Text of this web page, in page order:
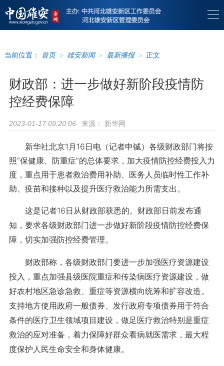
当前位置： 首页 > 雄安新闻 > 最新播报 > 正文
财政部：进一步做好新阶段疫情防
控经费保障
2023-01-17 09:20:06 来源： 新华网
新华社北京1月16日电（记者申铖）各级财政部门将按
照“保健康、防重症”的总体要求，加大疫情防控经费投入力
度，重点用于患者救治费用补助、医务人员临时性工作补
助、疫苗和接种以及提升医疗救治能力所需支出。
这是记者16日从财政部获悉的。财政部日前发布通
知，要求各级财政部门进一步做好新阶段疫情防控经费保
障，切实加强防控经费管理。
财政部称，各级财政部门要进一步加强医疗资源建设
投入，重点加强县级医院重症和传染病医疗资源建设，做
好农村地区急诊急救、重症等资源横向统筹和扩容改造。
支持地方使用政府一般债券、发行政府专项债券用于符合
条件的医疗卫生领域项目建设，做足医疗救治特别是重症
救治的应对准备，着力保障好群众看病就医需求，最大程
度保护人民生命安全和身体健康。